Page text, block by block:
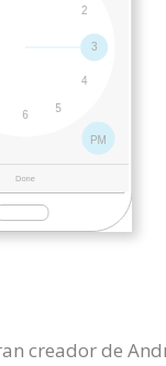
creador de